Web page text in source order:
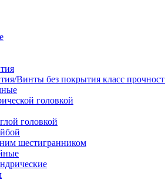
Винты без покрытия класс
головкой
головкой
шестигранником